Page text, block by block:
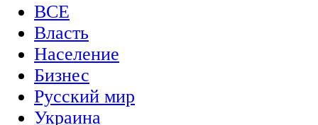
ВСЕ
Власть
Население
Бизнес
Русский мир
Украина